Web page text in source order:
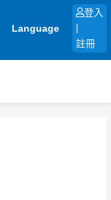
Language
登入
註冊